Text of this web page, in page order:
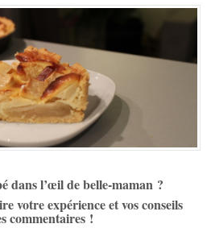
dans l’œil de belle-maman ?
votre expérience et vos conseils
commentaires !